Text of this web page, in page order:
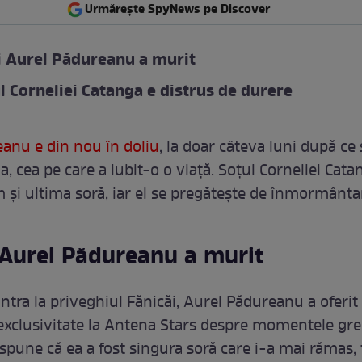
Urmărește SpyNews pe Discover
Aurel Pădureanu a murit
Corneliei Catanga e distrus de durere
e din nou în doliu, la doar câteva luni după
cea pe care a iubit-o o viață. Soțul Corneliei
și ultima soră, iar el se pregătește de
Pădureanu a murit
la priveghiul Fănicăi, Aurel Pădureanu a
la Antena Stars despre momentele
că ea a fost singura soră care i-a mai